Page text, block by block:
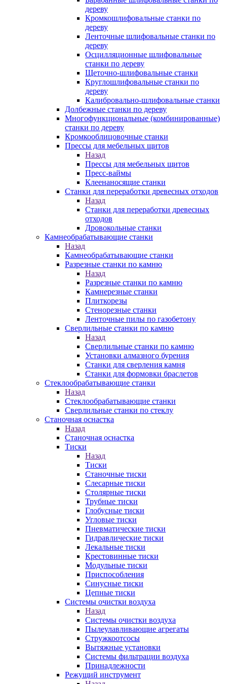
дереву
Кромкошлифовальные станки по
дереву
Ленточные шлифовальные станки по
дереву
Осцилляционные шлифовальные
станки по дереву
Щеточно-шлифовальные станки
Круглошлифовальные станки по
дереву
Калибровально-шлифовальные станки
Долбежные станки по дереву
Многофункциональные (комбинированные)
станки по дереву
Кромкооблицовочные станки
Прессы для мебельных щитов
Назад
Прессы для мебельных щитов
Пресс-ваймы
Клеенаносящие станки
Станки для переработки древесных отходов
Назад
Станки для переработки древесных
отходов
Дровокольные станки
Камнеобрабатывающие станки
Назад
Камнеобрабатывающие станки
Разрезные станки по камню
Назад
Разрезные станки по камню
Камнерезные станки
Плиткорезы
Стенорезные станки
Ленточные пилы по газобетону
Сверлильные станки по камню
Назад
Сверлильные станки по камню
Установки алмазного бурения
Станки для сверления камня
Станки для формовки браслетов
Стеклообрабатывающие станки
Назад
Стеклообрабатывающие станки
Сверлильные станки по стеклу
Станочная оснастка
Назад
Станочная оснастка
Тиски
Назад
Тиски
Станочные тиски
Слесарные тиски
Столярные тиски
Трубные тиски
Глобусные тиски
Угловые тиски
Пневматические тиски
Гидравлические тиски
Лекальные тиски
Крестовинные тиски
Модульные тиски
Приспособления
Синусные тиски
Цепные тиски
Системы очистки воздуха
Назад
Системы очистки воздуха
Пылеулавливающие агрегаты
Стружкоотсосы
Вытяжные установки
Системы фильтрации воздуха
Принадлежности
Режущий инструмент